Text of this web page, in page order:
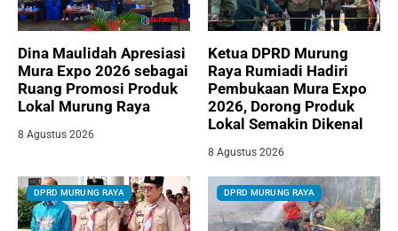
Dina Maulidah Apresiasi
Mura Expo 2026 sebagai
Ruang Promosi Produk
Lokal Murung Raya
8 Agustus 2026
Ketua DPRD Murung
Raya Rumiadi Hadiri
Pembukaan Mura Expo
2026, Dorong Produk
Lokal Semakin Dikenal
8 Agustus 2026
DPRD MURUNG RAYA DPRD MURUNG RAYA